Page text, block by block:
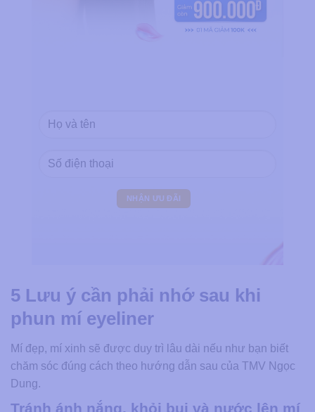
5 Lưu ý cần phải nhớ sau khi
phun mí eyeliner
Mí đẹp, mí xinh sẽ được duy trì lâu dài nếu như bạn biết
chăm sóc đúng cách theo hướng dẫn sau của TMV Ngọc
Dung.
Tránh ánh nắng, khỏi bụi và nước lên mí